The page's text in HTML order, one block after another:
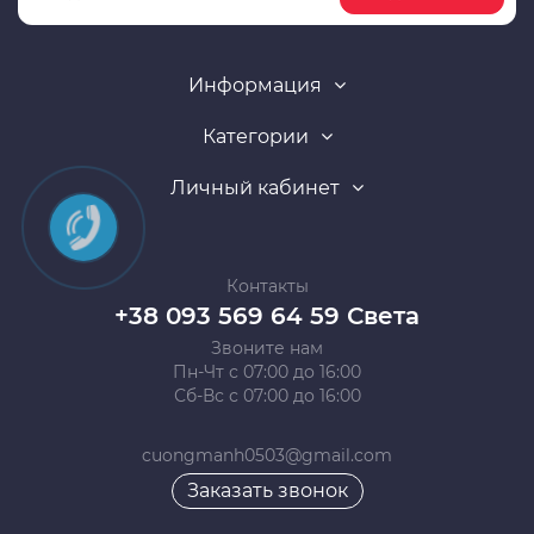
Информация
Категории
Личный кабинет
Контакты
+38 093 569 64 59 Света
Звоните нам
Пн-Чт с 07:00 до 16:00
Сб-Вс с 07:00 до 16:00
cuongmanh0503@gmail.com
Заказать звонок